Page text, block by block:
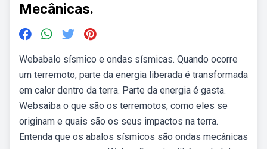
Mecânicas.
Webabalo sísmico e ondas sísmicas. Quando ocorre
um terremoto, parte da energia liberada é transformada
em calor dentro da terra. Parte da energia é gasta.
Websaiba o que são os terremotos, como eles se
originam e quais são os seus impactos na terra.
Entenda que os abalos sísmicos são ondas mecânicas